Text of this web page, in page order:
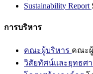
Sustainability Report
การบริหาร
คณะผู้บริหาร คณะ
วิสัยทัศน์และยุทธศ